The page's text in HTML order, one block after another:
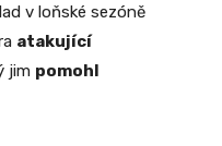
v loňské sezóně
atakující
jim pomohl